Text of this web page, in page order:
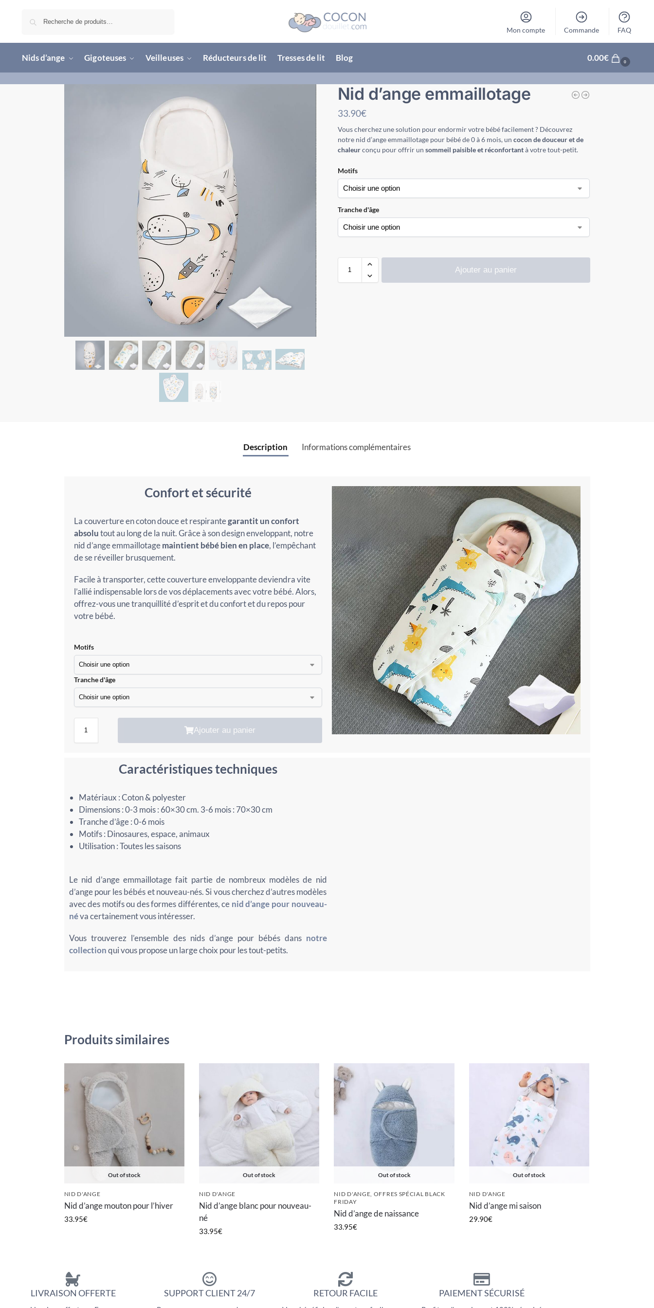
Mon compte Commande FAQ
Nids d’ange Gigoteuses Veilleuses Réducteurs de lit Tresses de lit Blog 0.00€ 0
Nid d’ange emmaillotage
33.90€
Vous cherchez une solution pour endormir votre bébé facilement ? Découvrez
notre nid d’ange emmaillotage pour bébé de 0 à 6 mois, un cocon de douceur et de
chaleurconçu pour offrir un sommeil paisible et réconfortantà votre tout-petit.
Motifs
Tranche d'âge
Ajouter au panier
Description Informations complémentaires
Confort et sécurité
La couverture en coton douce et respirantegarantit un confort
absolutout au long de la nuit. Grâce à son design enveloppant, notre
nid d’ange emmaillotagemaintient bébé bien en place, l’empêchant
de se réveiller brusquement.
Facile à transporter, cette couverture enveloppante deviendra vite
l’allié indispensable lors de vos déplacements avec votre bébé. Alors,
offrez-vous une tranquillité d’esprit et du confort et du repos pour
votre bébé.
Motifs
Tranche d'âge
Ajouter au panier
Caractéristiques techniques
Matériaux : Coton & polyester
Dimensions : 0-3 mois : 60×30 cm. 3-6 mois : 70×30 cm
Tranche d’âge : 0-6 mois
Motifs : Dinosaures, espace, animaux
Utilisation : Toutes les saisons
Le nid d’ange emmaillotage fait partie de nombreux modèles de nid
d’ange pour les bébés et nouveau-nés. Si vous cherchez d’autres modèles
avec des motifs ou des formes différentes, ce nid d’ange pour nouveau-
néva certainement vous intéresser.
Vous trouverez l’ensemble des nids d’ange pour bébés dans notre
collectionqui vous propose un large choix pour les tout-petits.
Produits similaires
Out of stock
NID D'ANGE
Nid d’ange mouton pour l’hiver
33.95€
Out of stock
NID D'ANGE
Nid d’ange blanc pour nouveau-
né
33.95€
Out of stock
NID D'ANGE OFFRES SPÉCIAL BLACK
FRIDAY
Nid d’ange de naissance
33.95€
Out of stock
NID D'ANGE
Nid d’ange mi saison
29.90€
LIVRAISON OFFERTE SUPPORT CLIENT 24/7 RETOUR FACILE PAIEMENT SÉCURISÉ